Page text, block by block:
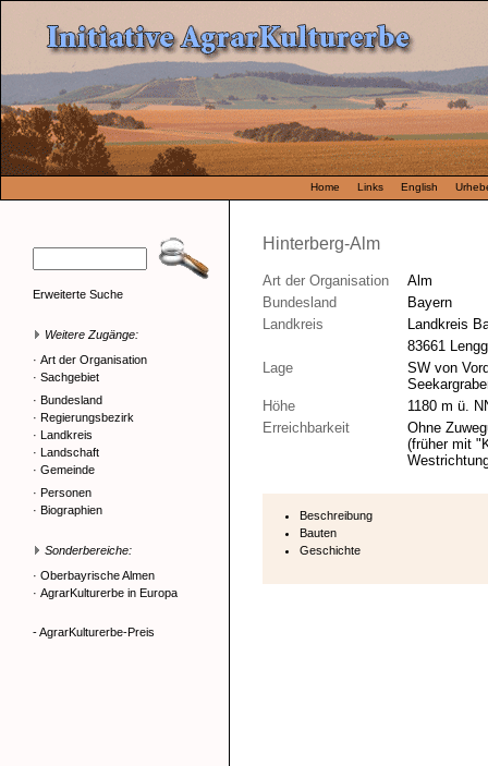
Home Links English
Erweiterte Suche
Weitere Zugänge:
· Art der Organisation
· Sachgebiet
· Bundesland
· Regierungsbezirk
· Landkreis
· Landschaft
· Gemeinde
· Personen
· Biographien
Sonderbereiche:
· Oberbayrische Almen
· AgrarKulturerbe in Europa
- AgrarKulturerbe-Preis
Hinterberg-Alm
Art der Organisation
Alm
Bundesland
Bayern
Landkreis
Landkreis
83661
Lage
SW von
Höhe
1180 m ü.
Erreichbarkeit
Ohne
(früher mit
Beschreibung
Bauten
Geschichte